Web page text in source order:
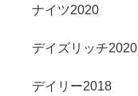
ナイツ2020
デイズリッチ2020
デイリー2018